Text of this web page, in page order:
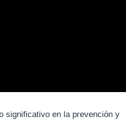
significativo en la prevención y